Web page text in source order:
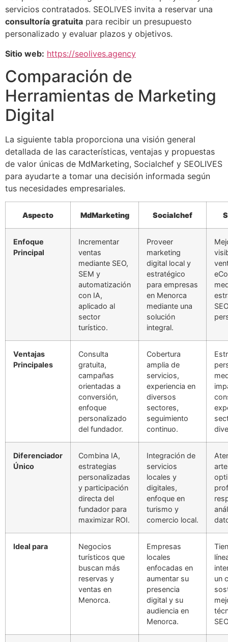
servicios contratados. SEOLIVES invita a reservar una
consultoría gratuita para recibir un presupuesto
personalizado y evaluar plazos y objetivos.
Sitio web: https://seolives.agency
Comparación de
Herramientas de Marketing
Digital
La siguiente tabla proporciona una visión general
detallada de las características, ventajas y propuestas
de valor únicas de MdMarketing, Socialchef y SEOLIVES
para ayudarte a tomar una decisión informada según
tus necesidades empresariales.
Aspecto MdMarketing Socialchef
Enfoque
Principal
Incrementar
ventas
mediante SEO,
SEM y
automatización
con IA,
aplicado al
sector
turístico.
Proveer
marketing
digital local y
estratégico
para empresas
en Menorca
mediante una
solución
integral.
Ventajas
Principales
Consulta
gratuita,
campañas
orientadas a
conversión,
enfoque
personalizado
del fundador.
Cobertura
amplia de
servicios,
experiencia en
diversos
sectores,
seguimiento
continuo.
Diferenciador
Único
Combina IA,
estrategias
personalizadas
y participación
directa del
fundador para
maximizar ROI.
Integración de
servicios
locales y
digitales,
enfoque en
turismo y
comercio local.
Ideal para
Negocios
turísticos que
buscan más
reservas y
ventas en
Menorca.
Empresas
locales
enfocadas en
aumentar su
presencia
digital y su
audiencia en
Menorca.
un